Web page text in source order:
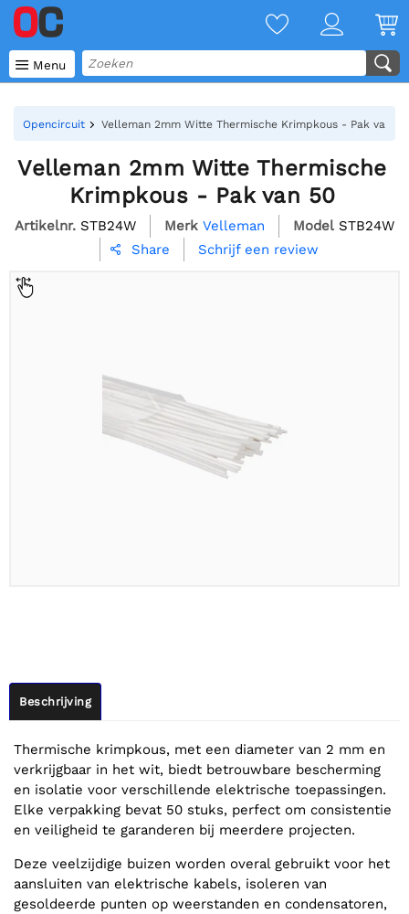
 Menu
Opencircuit Velleman 2mm Witte Thermische Krimpkous - Pak van 50
Velleman 2mm Witte Thermische
Krimpkous - Pak van 50
Artikelnr. STB24W Merk Velleman Model STB24W
 Share Schrijf een review
Beschrijving
Thermische krimpkous, met een diameter van 2 mm en
verkrijgbaar in het wit, biedt betrouwbare bescherming
en isolatie voor verschillende elektrische toepassingen.
Elke verpakking bevat 50 stuks, perfect om consistentie
en veiligheid te garanderen bij meerdere projecten.
Deze veelzijdige buizen worden overal gebruikt voor het
aansluiten van elektrische kabels, isoleren van
gesoldeerde punten op weerstanden en condensatoren,